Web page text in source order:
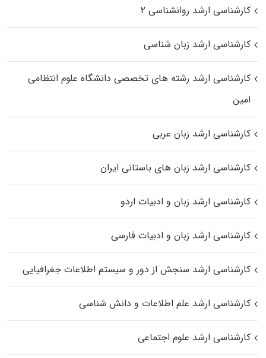
کارشناسی ارشد روانشناسی ۲
کارشناسی ارشد زبان شناسی
کارشناسی ارشد رﺷﺘﻪ ﻫﺎی تخصصی داﻧﺸﮕﺎه ﻋﻠﻮم انتظامی
اﻣﻴﻦ
کارشناسی ارشد زبان عربی
کارشناسی ارشد زبان‌ های باستانی ایران
کارشناسی ارشد زبان و ادبیات اردو
کارشناسی ارشد زبان و ادبیات فارسی
کارشناسی ارشد سنجش از دور و سیستم اطلاعات جغرافیایی
کارشناسی ارشد علم اطلاعات و دانش شناسی
کارشناسی ارشد علوم اجتماعی